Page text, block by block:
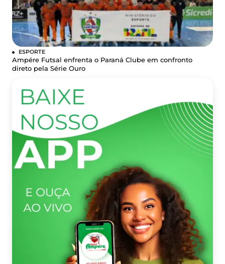
ESPORTE
Ampére Futsal enfrenta o Paraná Clube em confronto
direto pela Série Ouro